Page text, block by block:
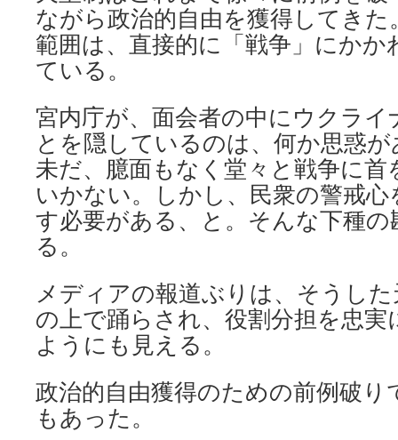
ながら政治的自由を獲得してき
範囲は、直接的に「戦争」にか
ている。
宮内庁が、面会者の中にウクラ
とを隠しているのは、何か思惑
未だ、臆面もなく堂々と戦争に
いかない。しかし、民衆の警戒
す必要がある、と。そんな下種
る。
メディアの報道ぶりは、そうし
の上で踊らされ、役割分担を忠
ようにも見える。
政治的自由獲得のための前例破り
もあった。